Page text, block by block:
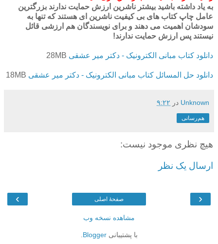
به یاد داشته باشید بیشتر ناشرین ارزش حمایت ندارند بزرگترین
عامل چاپ کتاب های بی کیفیت ناشرین ای هستند که تنها به
سودشان اهمیت می دهند و برای نویسندگان هم ارزشی قائل
نیستند پس ارزش حمایت ندارند!
دانلود کتاب مبانی الکترونیک - دکتر میر عشقی
دانلود حل المسائل کتاب مبانی الکترونیک - دکتر میر عشقی
Unknown در ۹:۲۲
هم‌رسانی
هیچ نظری موجود نیست:
ارسال یک نظر
‹
› صفحهٔ اصلی
مشاهده نسخه وب
با پشتیبانیBlogger
.